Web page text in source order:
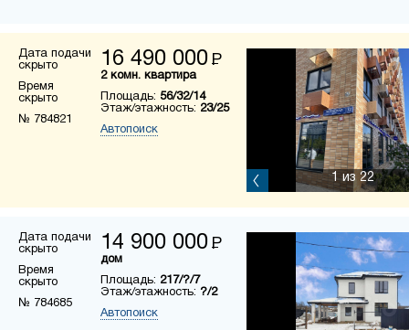
Дата подачи
скрыто
Время
скрыто
№ 784821
16 490 000 Р
2 комн. квартира
Площадь: 56/32/14
Этаж/этажность: 23/25
Автопоиск
1 из 22
Дата подачи
скрыто
Время
скрыто
№ 784685
14 900 000 Р
дом
Площадь: 217/?/7
Этаж/этажность: ?/2
Автопоиск